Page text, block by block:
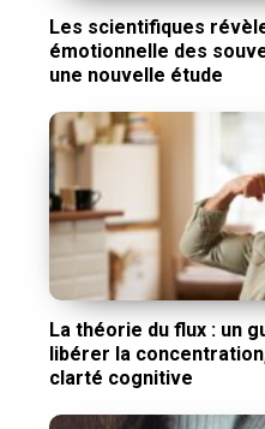
Les scientifiques
émotionnelle des
une nouvelle étude
La théorie du flux : un
libérer la
clarté cognitive